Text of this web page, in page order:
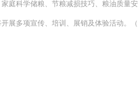
庭科学储粮、节粮减损技巧、粮油质量
开展多项宣传、培训、展销及体验活